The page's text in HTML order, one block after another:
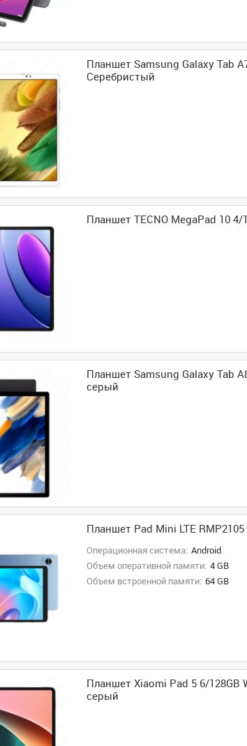
Планшет Samsung Galaxy Tab
Серебристый
Планшет TECNO MegaPad 10 4/
Планшет Samsung Galaxy Tab
серый
Планшет Pad Mini LTE RMP2105
Операционная система: Android
Объем оперативной памяти: 4 GB
Объем встроенной памяти: 64 GB
Планшет Xiaomi Pad 5 6/128GB
серый